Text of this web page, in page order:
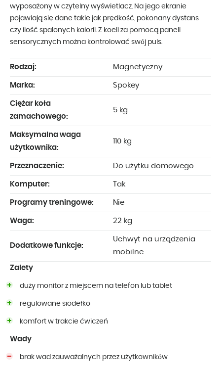
wyposażony w czytelny wyświetlacz. Na jego ekranie
pojawiają się dane takie jak prędkość, pokonany dystans
czy ilość spalonych kalorii. Z koeli za pomocą paneli
sensorycznych można kontrolować swój puls.
Rodzaj: Magnetyczny
Marka: Spokey
Ciężar koła
zamachowego:
5 kg
Maksymalna waga
użytkownika:
110 kg
Przeznaczenie: Do użytku domowego
Komputer: Tak
Programy treningowe: Nie
Waga: 22 kg
Dodatkowe funkcje:
Uchwyt na urządzenia
mobilne
Zalety
duży monitor z miejscem na telefon lub tablet
regulowane siodełko
komfort w trakcie ćwiczeń
Wady
brak wad zauważalnych przez użytkowników